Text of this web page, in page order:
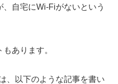
自宅にWi-Fiがないという
あります。
、以下のような記事を書い